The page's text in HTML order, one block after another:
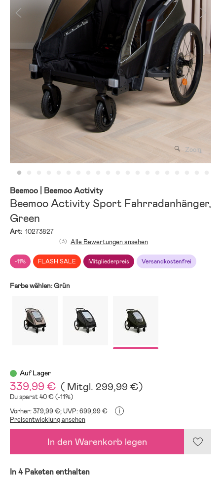
Zoom
Beemoo | Beemoo Activity
Beemoo Activity Sport Fahrradanhänger,
Green
Art: 10273827
-11% FLASH SALE Mitgliederpreis Versandkostenfrei
(3) Alle Bewertungen ansehen
Farbe wählen:Grün
Auf Lager
339,99 € ( Mitgl. 299,99 €)
Du sparst 40 € (-11%)
Vorher: 379,99 €; UVP: 699,99 € i
Preisentwicklung ansehen
In den Warenkorb legen
In 4 Paketen enthalten